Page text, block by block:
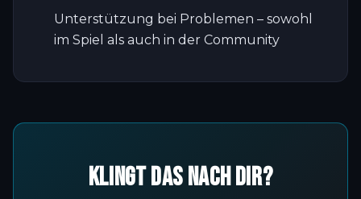
Unterstützung bei Problemen – sowohl
im Spiel als auch in der Community
Klingt das nach Dir?